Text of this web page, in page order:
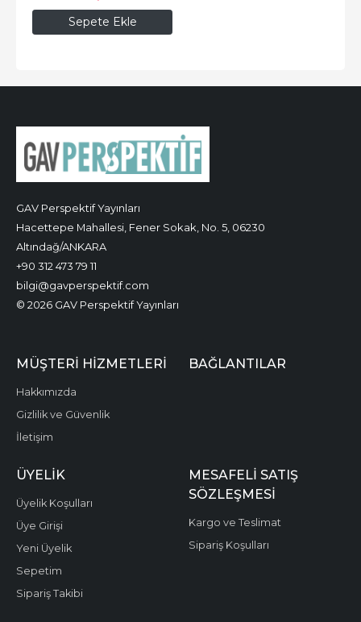
Sepete Ekle
GAV Perspektif Yayınları
Hacettepe Mahallesi, Fener Sokak, No. 5, 06230
Altındağ/ANKARA
+90 312 473 79 11
bilgi@gavperspektif.com
© 2026 GAV Perspektif Yayınları
MÜŞTERI HIZMETLERI
Hakkımızda
Gizlilik ve Güvenlik
İletişim
BAĞLANTILAR
ÜYELIK
Üyelik Koşulları
Üye Girişi
Yeni Üyelik
Sepetim
Sipariş Takibi
MESAFELI SATIŞ
SÖZLEŞMESI
Kargo ve Teslimat
Sipariş Koşulları